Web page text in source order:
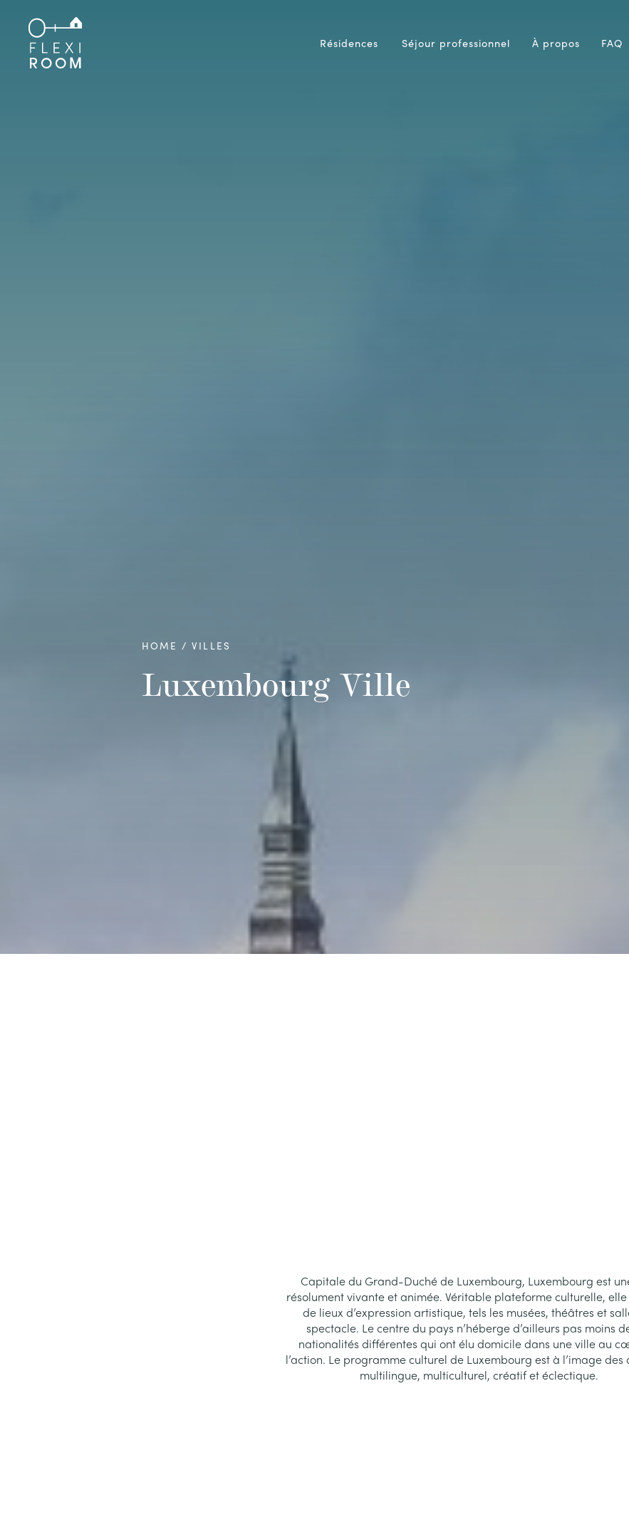
Résidences Séjour professionnel À propos FAQ
HOME VILLES
Luxembourg Ville
Capitale du Grand-Duché de Luxembourg, Luxembourg est
résolument vivante et animée. Véritable plateforme culturelle,
de lieux d’expression artistique, tels les musées, théâtres et
spectacle. Le centre du pays n’héberge d’ailleurs pas moins
nationalités différentes qui ont élu domicile dans une ville au
l’action. Le programme culturel de Luxembourg est à l’image des
multilingue, multiculturel, créatif et éclectique.